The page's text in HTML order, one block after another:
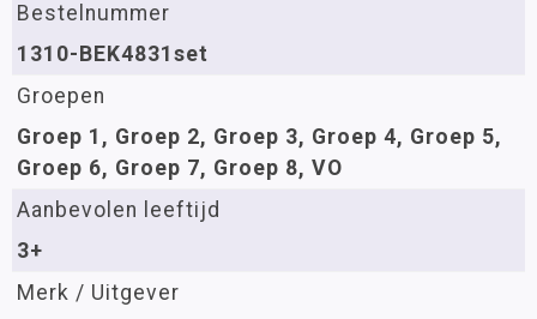
Bestelnummer
1310-BEK4831set
Groepen
Groep 1, Groep 2, Groep 3, Groep 4, Groep 5,
Groep 6, Groep 7, Groep 8, VO
Aanbevolen leeftijd
3+
Merk / Uitgever